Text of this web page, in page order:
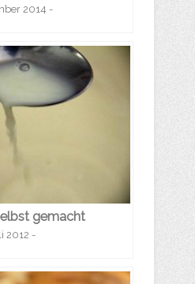
2014 -
gemacht
2012 -